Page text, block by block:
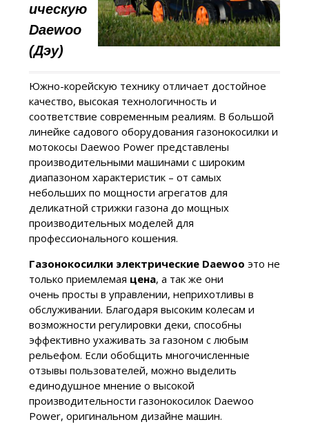
ическую
Daewoo
(Дэу)
Южно-корейскую технику отличает достойное
качество, высокая технологичность и
соответствие современным реалиям. В большой
линейке садового оборудования газонокосилки и
мотокосы Daewoo Power представлены
производительными машинами с широким
диапазоном характеристик – от самых
небольших по мощности агрегатов для
деликатной стрижки газона до мощных
производительных моделей для
профессионального кошения.
Газонокосилки электрические Daewoo это не
только приемлемая цена, а так же они
очень просты в управлении, неприхотливы в
обслуживании. Благодаря высоким колесам и
возможности регулировки деки, способны
эффективно ухаживать за газоном с любым
рельефом. Если обобщить многочисленные
отзывы пользователей, можно выделить
единодушное мнение о высокой
производительности газонокосилок Daewoo
Power, оригинальном дизайне машин.